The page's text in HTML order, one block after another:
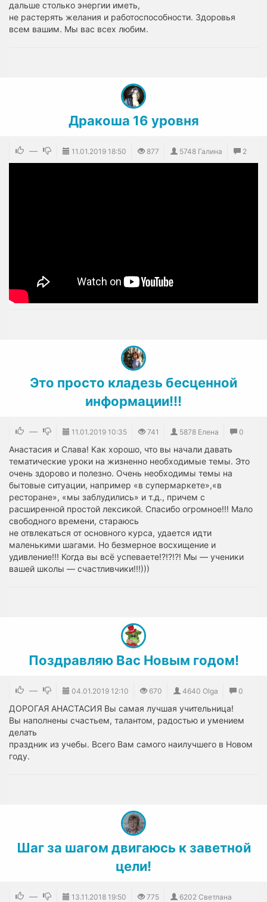
дальше столько энергии иметь,
не растерять желания и работоспособности. Здоровья
всем вашим. Мы вас всех любим.
Дракоша 16 уровня
— 11.01.2019 18:50 877 5748 Галина 2
​Это просто кладезь бесценной
информации!!!
— 11.01.2019 10:35 741 5878 Елена 0
Анастасия и Слава! Как хорошо, что вы начали давать
тематические уроки на жизненно необходимые темы. Это
очень здорово и полезно. Очень необходимы темы на
бытовые ситуации, например «в супермаркете»,«в
ресторане», «мы заблудились» и т.д., причем с
расширенной простой лексикой. Спасибо огромное!!! Мало
свободного времени, стараюсь
не отвлекаться от основного курса, удается идти
маленькими шагами. Но безмерное восхищение и
удивление!!! Когда вы всё успеваете!?!?!?! Мы — ученики
вашей школы — счастливчики!!!)))
Поздравляю Вас Новым годом!
— 04.01.2019 12:10 670 4640 Olga 0
ДОРОГАЯ АНАСТАСИЯ Вы самая лучшая учительница!
Вы наполнены счастьем, талантом, радостью и умением
делать
праздник из учебы. Всего Вам самого наилучшего в Новом
году.
Шаг за шагом двигаюсь к заветной
цели!
— 13.11.2018 19:50 775
6202 Светлана